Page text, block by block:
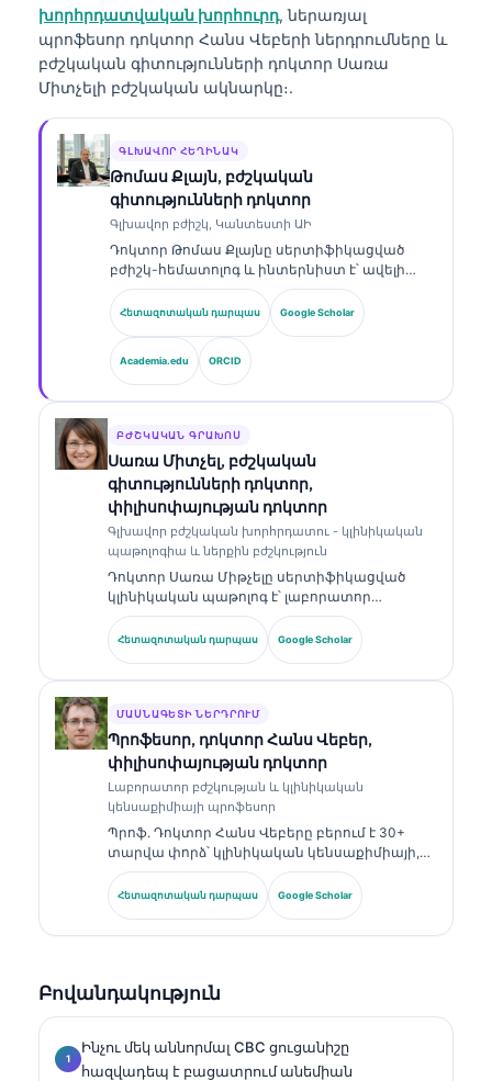
խորհրդատվական խորհուրդ, ներառյալ
պրոֆեսոր դոկտոր Հանս Վեբերի ներդրումները և
բժշկական գիտությունների դոկտոր Սառա
Միտչելի բժշկական ակնարկը։.
ԳԼԽԱՎՈՐ ՀԵՂԻՆԱԿ
Թոմաս Քլայն, բժշկական
գիտությունների դոկտոր
Գլխավոր բժիշկ, Կանտեստի ԱԻ
Դոկտոր Թոմաս Քլայնը սերտիֆիկացված
բժիշկ-հեմատոլոգ և ինտերնիստ է՝ ավելի
քան 15 տարվա փորձով լաբորատոր
բժշկության և ԱԻ-ի օգնությամբ կլինիկական
վերլուծության ոլորտում։ Որպես Kantesti AI-ի
գլխավոր բժշկական տնօրեն՝ նա ապահովում
է սեփականատիրական նեյրոնային ցանցի
բժշկական ճշգրտության կլինիկական
վերահսկողությունը։ Դոկտոր Քլայնը լայնորեն
հրապարակել է բիոմարկերների
ախտորոշման վերաբերյալ՝ լաբորատոր
բժշկության թեմաներով։.
Հետազոտական դարպաս Google Scholar
Academia.edu ORCID
ԲԺՇԿԱԿԱՆ ԳՐԱԽՈՍ
Սառա Միտչել, բժշկական
գիտությունների դոկտոր,
փիլիսոփայության դոկտոր
Գլխավոր բժշկական խորհրդատու - կլինիկական
պաթոլոգիա և ներքին բժշկություն
Դոկտոր Սառա Միթչելը սերտիֆիկացված
կլինիկական պաթոլոգ է՝ լաբորատոր
բժշկության և ախտորոշիչ վերլուծության
ոլորտում ավելի քան 18 տարվա փորձով։ Նա
ունի մասնագիտացված հավաստագրեր
ու լաբորատոր վերլուծության վերաբերյալ՝
կլինիկական պրակտիկայում։.
Հետազոտական դարպաս Google Scholar
ՄԱՍՆԱԳԵՏԻ ՆԵՐԴՐՈՒՄ
Պրոֆեսոր, դոկտոր Հանս Վեբեր,
փիլիսոփայության դոկտոր
Լաբորատոր բժշկության և կլինիկական
կենսաքիմիայի պրոֆեսոր
Պրոֆ. Դոկտոր Հանս Վեբերը բերում է 30+
տարվա փորձ՝ կլինիկական կենսաքիմիայի,
լաբորատոր բժշկության և բիոմարկերների
հետազոտության ոլորտներում։ Եղել է
Գերմանիայի Կլինիկական քիմիայի
ստանդարտացման և ԱԻ-ի աջակցությամբ
լաբորատոր բժշկության մեջ։.
Հետազոտական դարպաս Google Scholar
Բովանդակություն
Ինչու մեկ աննորմալ CBC ցուցանիշը
հազվադեպ է բացատրում անեմիան